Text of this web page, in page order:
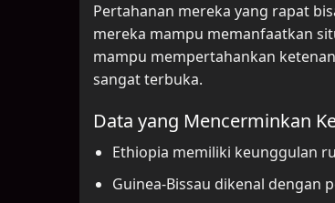
Pertahanan mereka yang rapat
mereka mampu memanfaatkan
mampu mempertahankan
sangat terbuka.
Data yang Mencerminkan
Ethiopia memiliki keunggulan
Guinea-Bissau dikenal dengan